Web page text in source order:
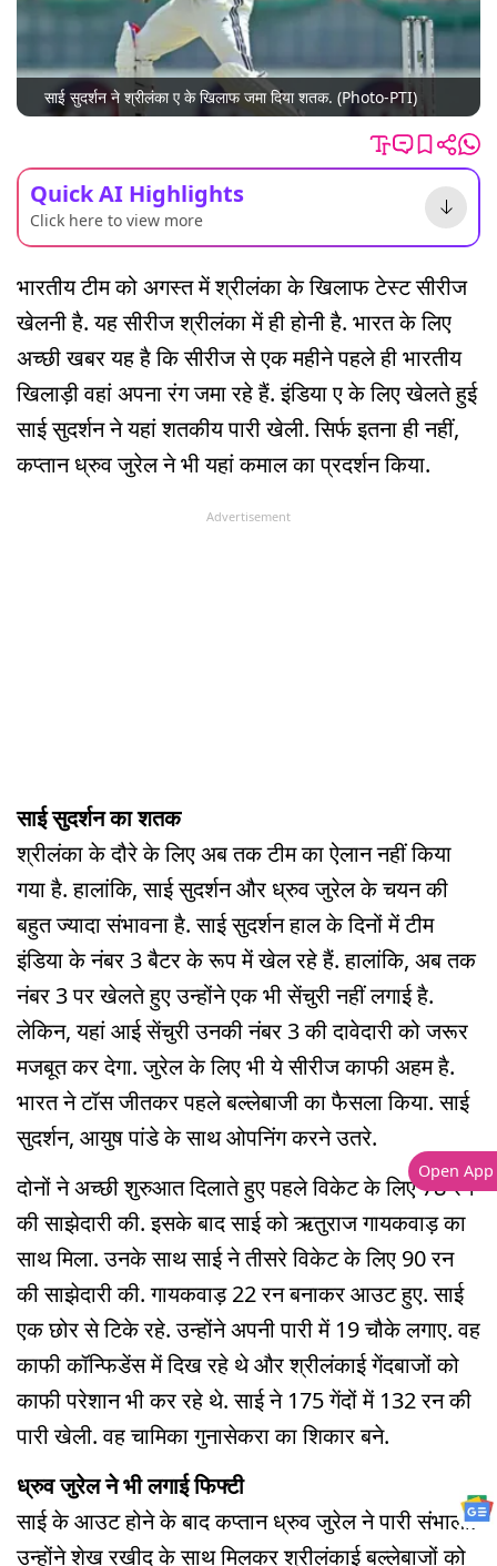
साई सुदर्शन ने श्रीलंका ए के खिलाफ जमा दिया शतक. (Photo-PTI)
Quick AI Highlights
Click here to view more
भारतीय टीम को अगस्त में श्रीलंका के खिलाफ टेस्ट सीरीज
खेलनी है. यह सीरीज श्रीलंका में ही होनी है. भारत के लिए
अच्छी खबर यह है कि सीरीज से एक महीने पहले ही भारतीय
खिलाड़ी वहां अपना रंग जमा रहे हैं. इंडिया ए के लिए खेलते हुई
साई सुदर्शन ने यहां शतकीय पारी खेली. सिर्फ इतना ही नहीं,
कप्तान ध्रुव जुरेल ने भी यहां कमाल का प्रदर्शन किया.
Advertisement
साई सुदर्शन का शतक
श्रीलंका के दौरे के लिए अब तक टीम का ऐलान नहीं किया
गया है. हालांकि, साई सुदर्शन और ध्रुव जुरेल के चयन की
बहुत ज्यादा संभावना है. साई सुदर्शन हाल के दिनों में टीम
इंडिया के नंबर 3 बैटर के रूप में खेल रहे हैं. हालांकि, अब तक
नंबर 3 पर खेलते हुए उन्होंने एक भी सेंचुरी नहीं लगाई है.
लेकिन, यहां आई सेंचुरी उनकी नंबर 3 की दावेदारी को जरूर
मजबूत कर देगा. जुरेल के लिए भी ये सीरीज काफी अहम है.
भारत ने टॉस जीतकर पहले बल्लेबाजी का फैसला किया. साई
सुदर्शन, आयुष पांडे के साथ ओपनिंग करने उतरे.
दोनों ने अच्छी शुरुआत दिलाते हुए पहले विकेट के लिए 78 रन
की साझेदारी की. इसके बाद साई को ऋतुराज गायकवाड़ का
साथ मिला. उनके साथ साई ने तीसरे विकेट के लिए 90 रन
की साझेदारी की. गायकवाड़ 22 रन बनाकर आउट हुए. साई
एक छोर से टिके रहे. उन्होंने अपनी पारी में 19 चौके लगाए. वह
काफी कॉन्फिडेंस में दिख रहे थे और श्रीलंकाई गेंदबाजों को
काफी परेशान भी कर रहे थे. साई ने 175 गेंदों में 132 रन की
पारी खेली. वह चामिका गुनासेकरा का शिकार बने.
ध्रुव जुरेल ने भी लगाई फिफ्टी
साई के आउट होने के बाद कप्तान ध्रुव जुरेल ने पारी संभाली.
उन्होंने शेख रखीद के साथ मिलकर श्रीलंकाई बल्लेबाजों को
Open App